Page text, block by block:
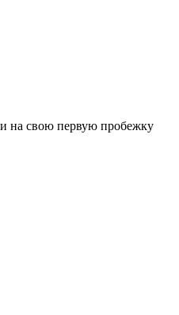
на свою первую пробежку